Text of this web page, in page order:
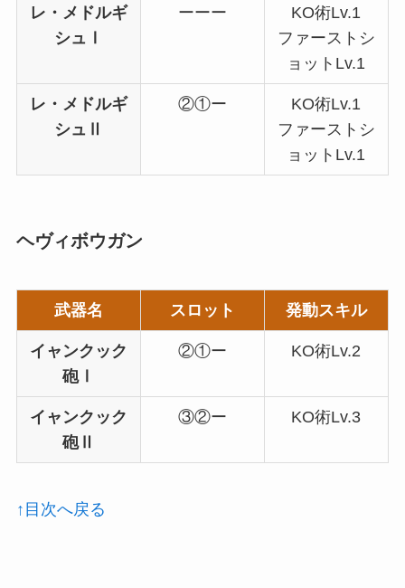
レ・メドルギ
シュⅠ
ーーー
KO術Lv.1
ファーストシ
ョットLv.1
レ・メドルギ
シュⅡ
②①ー
KO術Lv.1
ファーストシ
ョットLv.1
ヘヴィボウガン
武器名 スロット 発動スキル
イャンクック
砲Ⅰ
②①ー KO術Lv.2
イャンクック
砲Ⅱ
③②ー KO術Lv.3
↑目次へ戻る